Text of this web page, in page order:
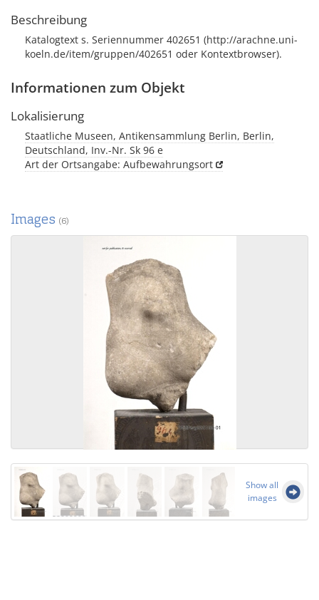
Beschreibung
Katalogtext s. Seriennummer 402651 (http://arachne.uni-
koeln.de/item/gruppen/402651 oder Kontextbrowser).
Informationen zum Objekt
Lokalisierung
Staatliche Museen, Antikensammlung Berlin, Berlin,
Deutschland, Inv.-Nr. Sk 96 e
Art der Ortsangabe: Aufbewahrungsort
Images (6)
Show all
images